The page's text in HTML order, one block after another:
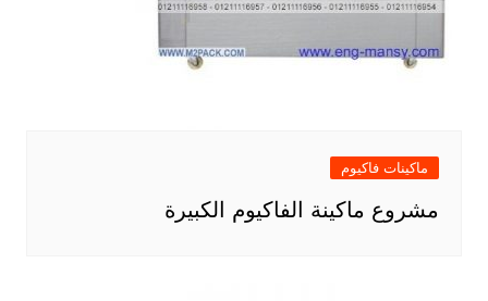
ماكينات فاكيوم
مشروع ماكينة الفاكيوم الكبيرة